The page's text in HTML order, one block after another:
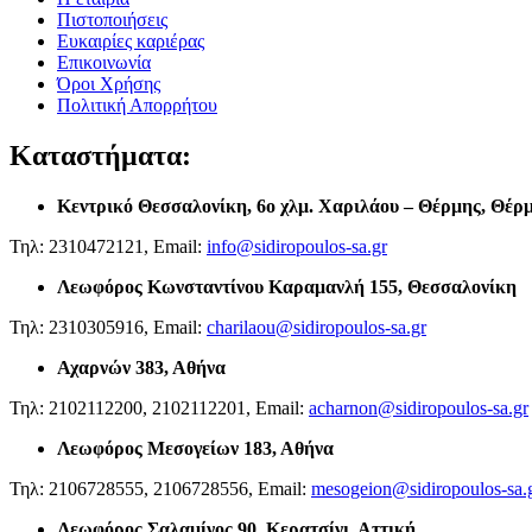
Πιστοποιήσεις
Ευκαιρίες καριέρας
Επικοινωνία
Όροι Χρήσης
Πολιτική Απορρήτου
Καταστήματα:
Κεντρικό Θεσσαλονίκη, 6ο χλμ. Χαριλάου – Θέρμης,
Τηλ: 2310472121, Email: info@sidiropoulos-sa.gr
Λεωφόρος Κωνσταντίνου Καραμανλή 155, Θεσσαλονίκη
Τηλ: 2310305916, Email: charilaou@sidiropoulos-sa.gr
Αχαρνών 383, Αθήνα
Τηλ: 2102112200, 2102112201, Email: acharnon@sidiropoulos-sa.gr
Λεωφόρος Μεσογείων 183, Αθήνα
Τηλ: 2106728555, 2106728556, Email: mesogeion@sidiropoulos-